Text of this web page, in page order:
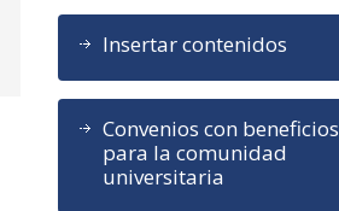
Insertar contenidos
Convenios con beneficios
para la comunidad
universitaria